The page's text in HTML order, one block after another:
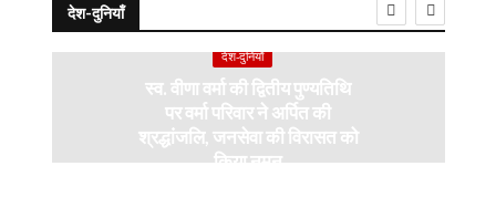
देश-दुनियाँ
देश-दुनियाँ
स्व. वीणा वर्मा की द्वितीय पुण्यतिथि
पर वर्मा परिवार ने अर्पित की
श्रद्धांजलि, जनसेवा की विरासत को
किया नमन